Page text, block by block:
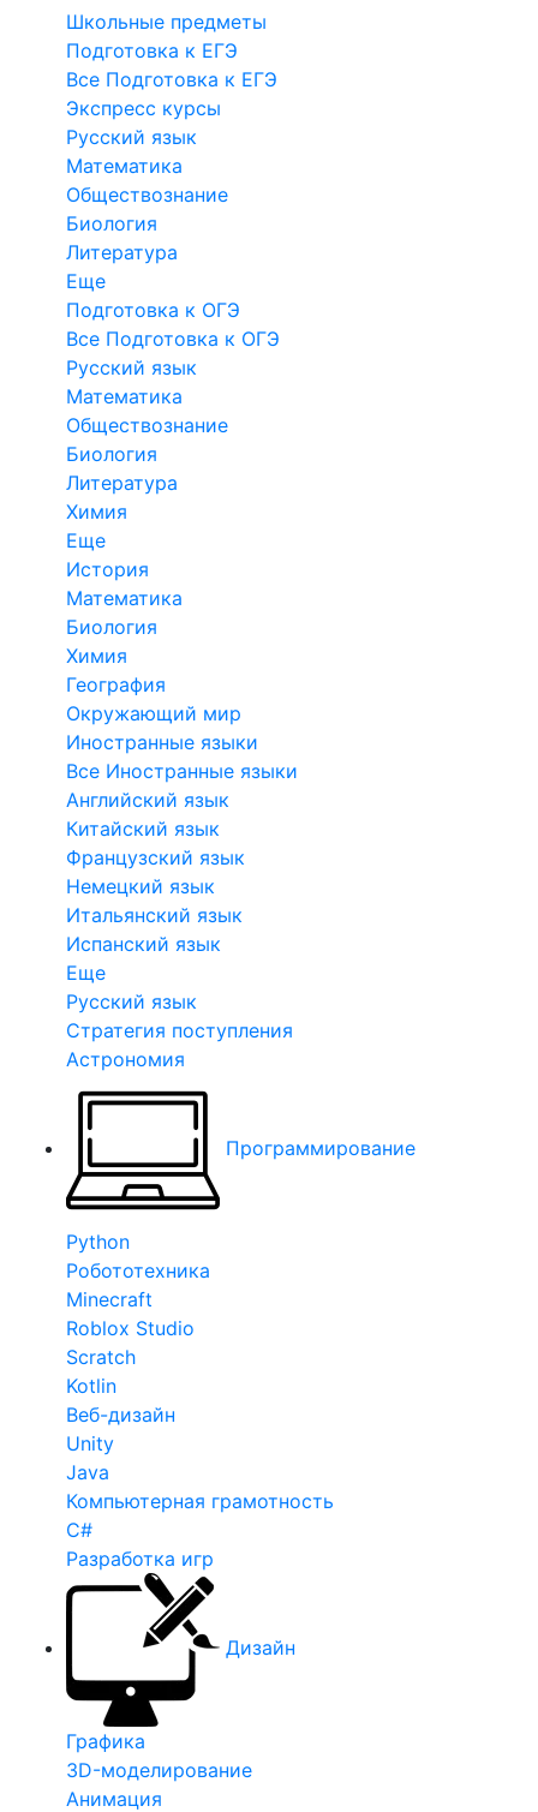
Школьные предметы
Подготовка к ЕГЭ
Все Подготовка к ЕГЭ
Экспресс курсы
Русский язык
Математика
Обществознание
Биология
Литература
Еще
Подготовка к ОГЭ
Все Подготовка к ОГЭ
Русский язык
Математика
Обществознание
Биология
Литература
Химия
Еще
История
Математика
Биология
Химия
География
Окружающий мир
Иностранные языки
Все Иностранные языки
Английский язык
Китайский язык
Французский язык
Немецкий язык
Итальянский язык
Испанский язык
Еще
Русский язык
Стратегия поступления
Астрономия
Программирование
Python
Робототехника
Minecraft
Roblox Studio
Scratch
Kotlin
Веб-дизайн
Unity
Java
Компьютерная грамотность
C#
Разработка игр
Дизайн
Графика
3D-моделирование
Анимация